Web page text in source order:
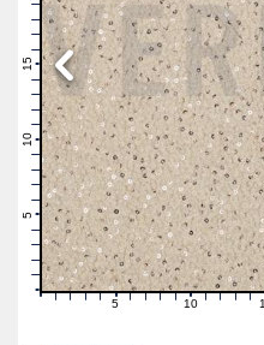
0
5
9
10
11
13
15
16
17
0 1 2 3 4 5 6 7 89 10 1112131415